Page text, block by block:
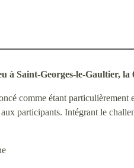
à Saint-Georges-le-Gaultier, la
comme étant
participants. Intégrant le